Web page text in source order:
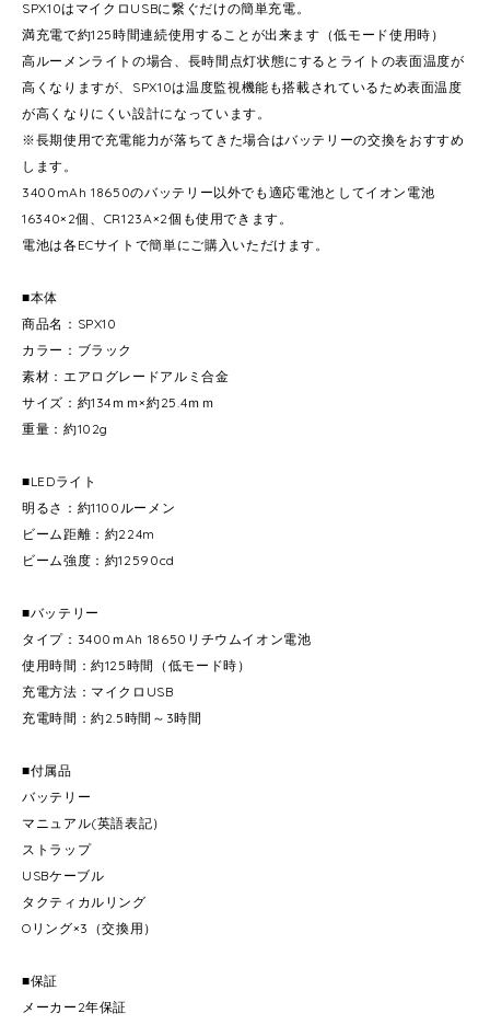
SPX10はマイクロUSBに繋ぐだけの簡単充電。
満充電で約125時間連続使用することが出来ます（低モード使用時）
高ルーメンライトの場合、長時間点灯状態にするとライトの表面温度が
高くなりますが、SPX10は温度監視機能も搭載されているため表面温度
が高くなりにくい設計になっています。
※長期使用で充電能力が落ちてきた場合はバッテリーの交換をおすすめ
します。
3400mAh 18650のバッテリー以外でも適応電池としてイオン電池
16340×2個、CR123A×2個も使用できます。
電池は各ECサイトで簡単にご購入いただけます。
■本体
商品名：SPX10
カラー：ブラック
素材：エアログレードアルミ合金
サイズ：約134ｍｍ×約25.4ｍｍ
重量：約102g
■LEDライト
明るさ：約1100ルーメン
ビーム距離：約224m
ビーム強度：約12590cd
■バッテリー
タイプ：3400ｍAh 18650リチウムイオン電池
使用時間：約125時間（低モード時）
充電方法：マイクロUSB
充電時間：約2.5時間～3時間
■付属品
バッテリー
マニュアル(英語表記）
ストラップ
USBケーブル
タクティカルリング
Oリング×3（交換用）
■保証
メーカー2年保証